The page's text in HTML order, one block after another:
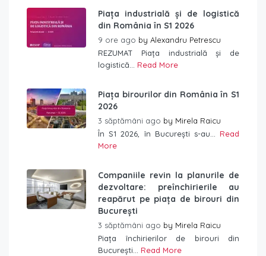
Piața industrială și de logistică
din România în S1 2026
9 ore ago by Alexandru Petrescu
REZUMAT Piața industrială și de
logistică... Read More
Piața birourilor din România în S1
2026
3 săptămâni ago by Mirela Raicu
În S1 2026, în București s-au... Read
More
Companiile revin la planurile de
dezvoltare: preînchirierile au
reapărut pe piața de birouri din
București
3 săptămâni ago by Mirela Raicu
Piața închirierilor de birouri din
București... Read More